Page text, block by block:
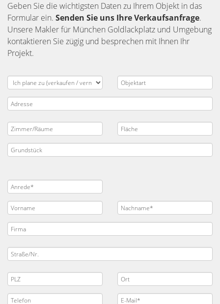
Geben Sie die wichtigsten Daten zu Ihrem Objekt in das
Formular ein. Senden Sie uns Ihre Verkaufsanfrage.
Unsere Makler für München Goldlackplatz und Umgebung
kontaktieren Sie zügig und besprechen mit Ihnen Ihr
Projekt.